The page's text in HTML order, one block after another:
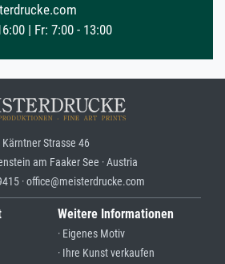
| Fr: 7:00 - 13:00
Kärntner Strasse 46
am Faaker See · Austria
· office@meisterdrucke.com
Weitere Informationen
· Eigenes Motiv
· Ihre Kunst verkaufen